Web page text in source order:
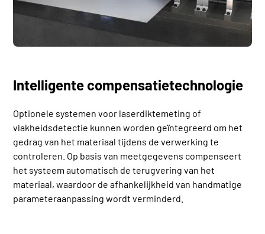
Intelligente compensatietechnologie
Optionele systemen voor laserdiktemeting of
vlakheidsdetectie kunnen worden geïntegreerd om het
gedrag van het materiaal tijdens de verwerking te
controleren. Op basis van meetgegevens compenseert
het systeem automatisch de terugvering van het
materiaal, waardoor de afhankelijkheid van handmatige
parameteraanpassing wordt verminderd.